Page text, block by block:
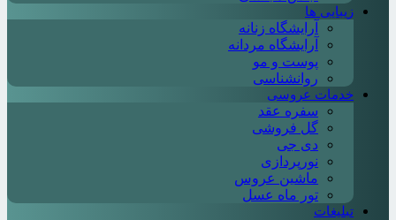
زیبایی ها
آرایشگاه زنانه
آرایشگاه مردانه
پوست و مو
روانشناسی
خدمات عروسی
سفره عقد
گل فروشی
دی جی
نورپردازی
ماشین عروس
تور ماه عسل
تبلیغات